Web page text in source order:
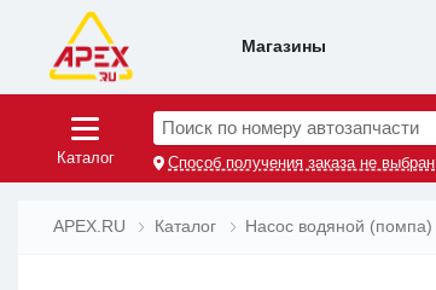
Магазины
Каталог
Поиск по номеру автозапчасти
Способ получения заказа не выбран
APEX.RU Каталог Насос водяной (помпа)